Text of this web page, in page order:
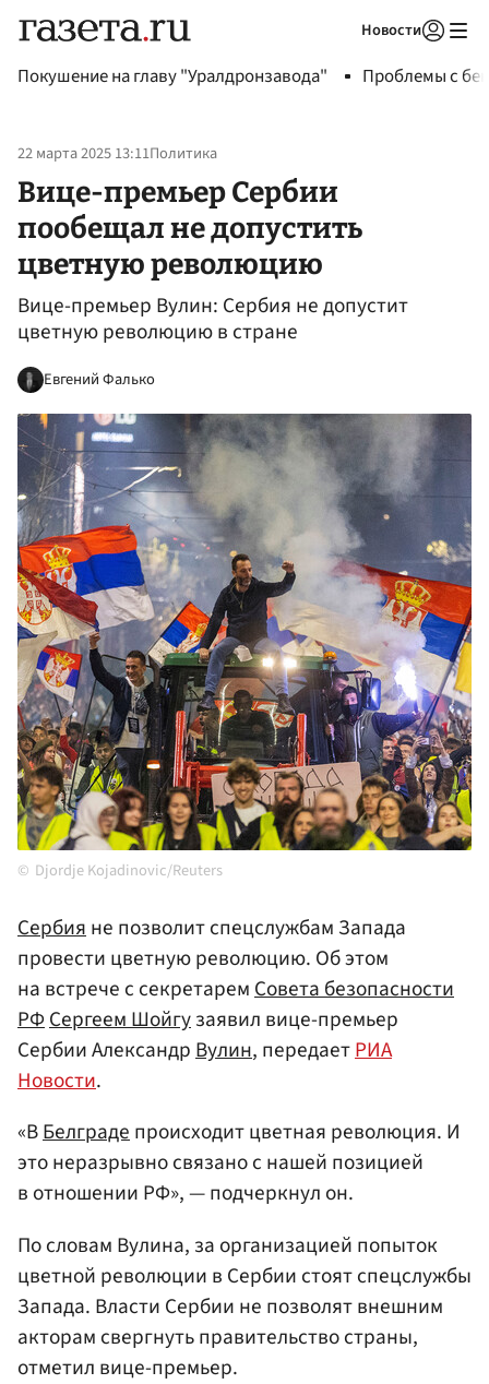
Новости
Покушение на главу "Уралдронзавода" Проблемы с
22 марта 2025 13:11Политика
Вице-премьер Сербии
пообещал не допустить
цветную революцию
Вице-премьер Вулин: Сербия не допустит
цветную революцию в стране
Евгений Фалько
Djordje Kojadinovic/Reuters
Сербияне позволит спецслужбам Запада
провести цветную революцию. Об этом
на встрече с секретаремСовета безопасности
РФСергеем Шойгузаявил вице-премьер
Сербии АлександрВулин, передаетРИА
Новости.
«ВБелградепроисходит цветная революция. И
это неразрывно связано с нашей позицией
в отношении РФ», — подчеркнул он.
По словам Вулина, за организацией попыток
цветной революции в Сербии стоят спецслужбы
Запада. Власти Сербии не позволят внешним
акторам свергнуть правительство страны,
отметил вице-премьер.